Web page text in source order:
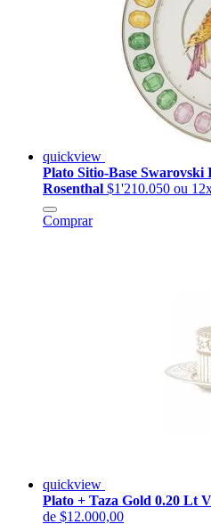
quickview
Plato Sitio-Base
Rosenthal $1'210.050 ou
Comprar
quickview
Plato + Taza Gold 0.20 Lt
de $12.000,00